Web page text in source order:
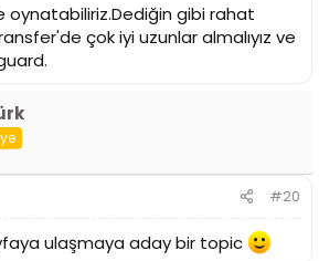
oynatabiliriz.Dediğin gibi rahat
çok iyi uzunlar almalıyız ve
#20
ulaşmaya aday bir topic